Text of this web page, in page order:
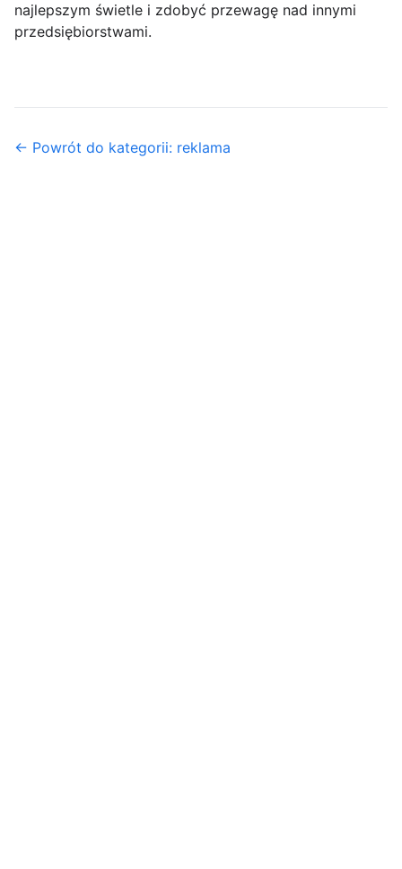
najlepszym świetle i zdobyć przewagę nad innymi
przedsiębiorstwami.
← Powrót do kategorii: reklama